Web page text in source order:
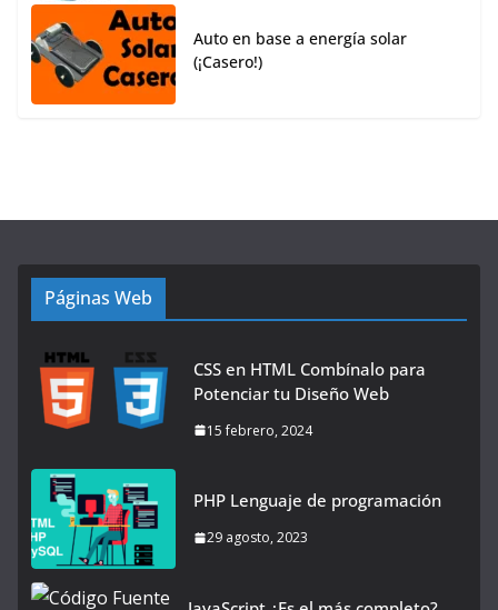
Auto en base a energía solar
(¡Casero!)
Páginas Web
CSS en HTML Combínalo para
Potenciar tu Diseño Web
15 febrero, 2024
PHP Lenguaje de programación
29 agosto, 2023